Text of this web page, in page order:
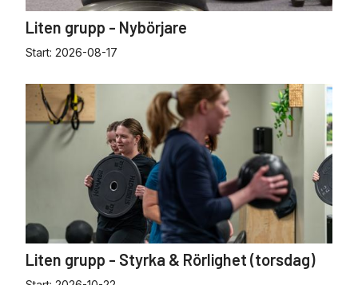
Liten grupp - Nybörjare
Start: 2026-08-17
Liten grupp - Styrka & Rörlighet (torsdag)